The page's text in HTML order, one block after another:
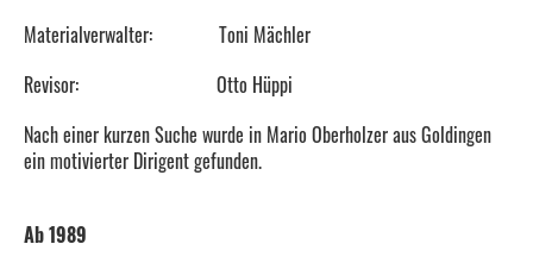
Materialverwalter: Toni Mächler
Revisor: Otto Hüppi
Nach einer kurzen Suche wurde in Mario Oberholzer aus Goldingen
ein motivierter Dirigent gefunden.
Ab 1989